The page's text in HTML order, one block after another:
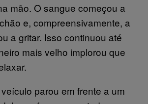
mão. O sangue começou a
e, compreensivamente, a
a gritar. Isso continuou até
mais velho implorou que
parou em frente a um